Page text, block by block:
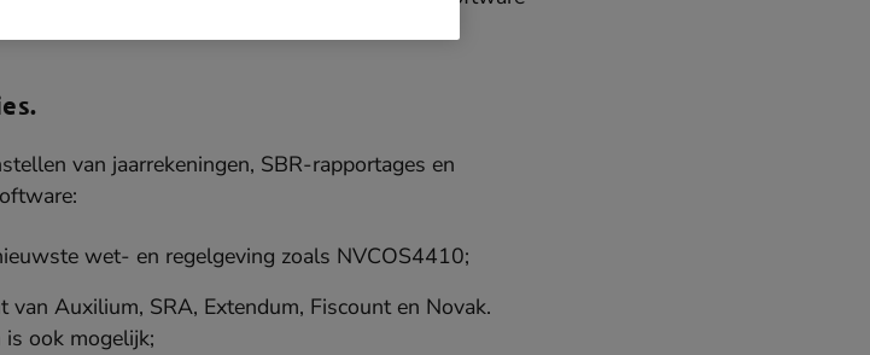
van jaarrekeningen, SBR-rapportages en
wet- en regelgeving zoals NVCOS4410;
van Auxilium, SRA, Extendum, Fiscount en Novak.
ook mogelijk;